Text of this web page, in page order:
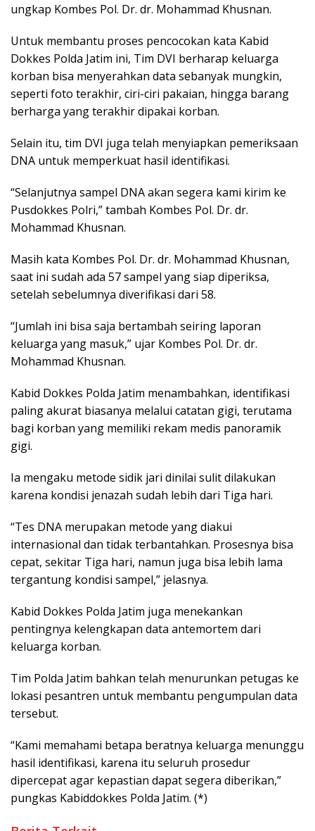
ungkap Kombes Pol. Dr. dr. Mohammad Khusnan.
Untuk membantu proses pencocokan kata Kabid
Dokkes Polda Jatim ini, Tim DVI berharap keluarga
korban bisa menyerahkan data sebanyak mungkin,
seperti foto terakhir, ciri-ciri pakaian, hingga barang
berharga yang terakhir dipakai korban.
Selain itu, tim DVI juga telah menyiapkan pemeriksaan
DNA untuk memperkuat hasil identifikasi.
“Selanjutnya sampel DNA akan segera kami kirim ke
Pusdokkes Polri,” tambah Kombes Pol. Dr. dr.
Mohammad Khusnan.
Masih kata Kombes Pol. Dr. dr. Mohammad Khusnan,
saat ini sudah ada 57 sampel yang siap diperiksa,
setelah sebelumnya diverifikasi dari 58.
“Jumlah ini bisa saja bertambah seiring laporan
keluarga yang masuk,” ujar Kombes Pol. Dr. dr.
Mohammad Khusnan.
Kabid Dokkes Polda Jatim menambahkan, identifikasi
paling akurat biasanya melalui catatan gigi, terutama
bagi korban yang memiliki rekam medis panoramik
gigi.
Ia mengaku metode sidik jari dinilai sulit dilakukan
karena kondisi jenazah sudah lebih dari Tiga hari.
“Tes DNA merupakan metode yang diakui
internasional dan tidak terbantahkan. Prosesnya bisa
cepat, sekitar Tiga hari, namun juga bisa lebih lama
tergantung kondisi sampel,” jelasnya.
Kabid Dokkes Polda Jatim juga menekankan
pentingnya kelengkapan data antemortem dari
keluarga korban.
Tim Polda Jatim bahkan telah menurunkan petugas ke
lokasi pesantren untuk membantu pengumpulan data
tersebut.
“Kami memahami betapa beratnya keluarga menunggu
hasil identifikasi, karena itu seluruh prosedur
dipercepat agar kepastian dapat segera diberikan,”
pungkas Kabiddokkes Polda Jatim. (*)